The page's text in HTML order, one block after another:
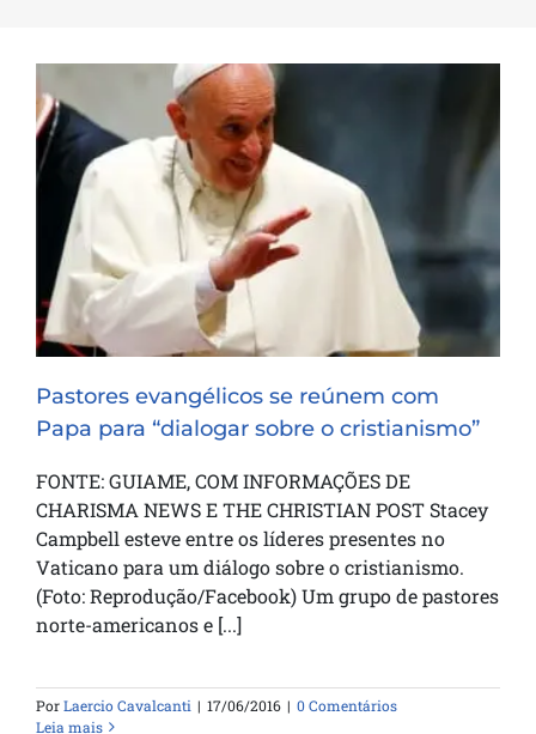
Pastores evangélicos se reúnem com
Papa para “dialogar sobre o cristianismo”
Pastores evangélicos se reúnem com
Papa para “dialogar sobre o cristianismo”
FONTE: GUIAME, COM INFORMAÇÕES DE
CHARISMA NEWS E THE CHRISTIAN POST Stacey
Campbell esteve entre os líderes presentes no
Vaticano para um diálogo sobre o cristianismo.
(Foto: Reprodução/Facebook) Um grupo de pastores
norte-americanos e [...]
PorLaercio Cavalcanti | 17/06/2016 | 0 Comentários
Leia mais